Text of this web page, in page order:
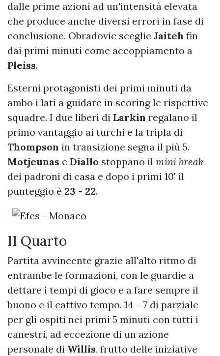
dalle prime azioni ad un'intensità elevata
che produce anche diversi errori in fase di
conclusione. Obradovic sceglie Jaiteh fin
dai primi minuti come accoppiamento a
Pleiss.
Esterni protagonisti dei primi minuti da
ambo i lati a guidare in scoring le rispettive
squadre. I due liberi di Larkin regalano il
primo vantaggio ai turchi e la tripla di
Thompson in transizione segna il più 5.
Motjeunas e Diallo stoppano il mini break
dei padroni di casa e dopo i primi 10' il
punteggio è 23 - 22.
II Quarto
Partita avvincente grazie all'alto ritmo di
entrambe le formazioni, con le guardie a
dettare i tempi di gioco e a fare sempre il
buono e il cattivo tempo. 14 - 7 di parziale
per gli ospiti nei primi 5 minuti con tutti i
canestri, ad eccezione di un azione
personale di Willis, frutto delle iniziative